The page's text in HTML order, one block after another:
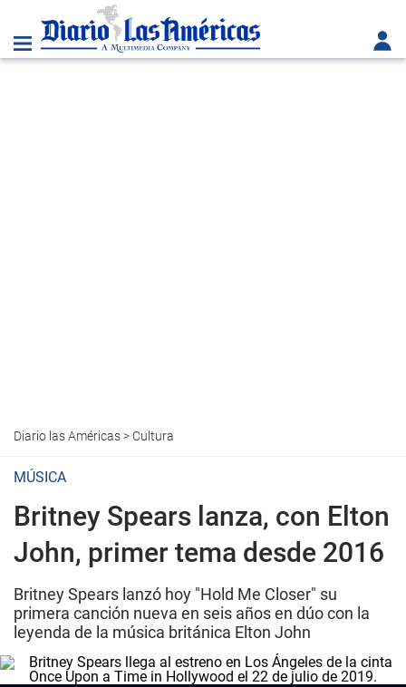
Diario las Américas> Cultura
MÚSICA
Britney Spears lanza, con Elton
John, primer tema desde 2016
Britney Spears lanzó hoy "Hold Me Closer" su
primera canción nueva en seis años en dúo con la
leyenda de la música británica Elton John